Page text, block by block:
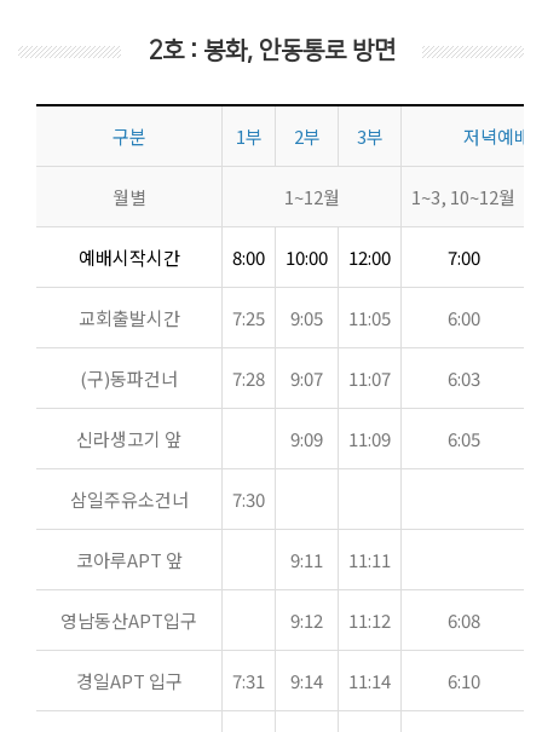
2호 : 봉화, 안동통로 방면
구분 1부 2부 3부 저녁예배
월별 1~12월 1~3, 10~12월
예배시작시간 8:00 10:00 12:00 7:00
교회출발시간 7:25 9:05 11:05 6:00
(구)동파건너 7:28 9:07 11:07 6:03
신라생고기 앞 9:09 11:09 6:05
삼일주유소건너 7:30
코아루APT 앞 9:11 11:11
영남동산APT입구 9:12 11:12 6:08
경일APT 입구 7:31 9:14 11:14 6:10